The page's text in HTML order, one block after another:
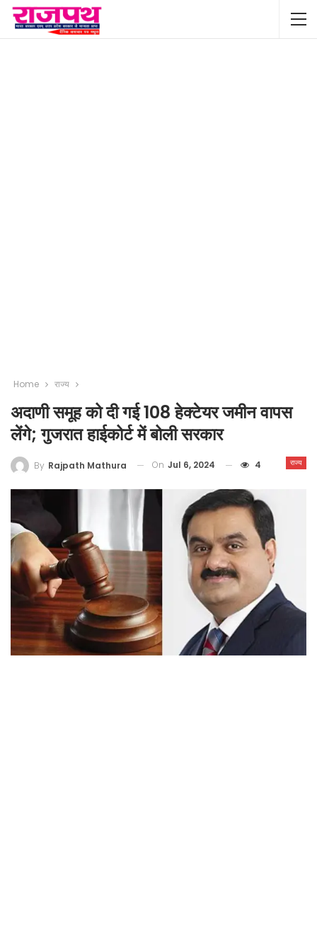
Home राज्य
अदाणी समूह को दी गई 108 हेक्टेयर जमीन वापस
लेंगे; गुजरात हाईकोर्ट में बोली सरकार
राज्य
By Rajpath Mathura On Jul 6, 2024 4